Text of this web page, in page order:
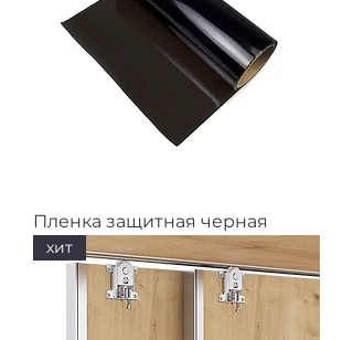
Пленка защитная черная
хит